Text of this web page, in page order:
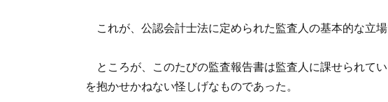
これが、公認会計士法に定められた監査人の基本的な立場
ところが、このたびの監査報告書は監査人に課せられて
を抱かせかねない怪しげなものであった。